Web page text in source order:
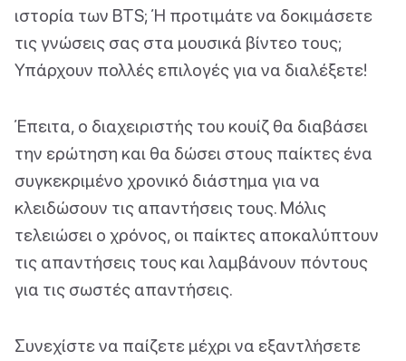
ιστορία των BTS; Ή προτιμάτε να δοκιμάσετε
τις γνώσεις σας στα μουσικά βίντεο τους;
Υπάρχουν πολλές επιλογές για να διαλέξετε!
Έπειτα, ο διαχειριστής του κουίζ θα διαβάσει
την ερώτηση και θα δώσει στους παίκτες ένα
συγκεκριμένο χρονικό διάστημα για να
κλειδώσουν τις απαντήσεις τους. Μόλις
τελειώσει ο χρόνος, οι παίκτες αποκαλύπτουν
τις απαντήσεις τους και λαμβάνουν πόντους
για τις σωστές απαντήσεις.
Συνεχίστε να παίζετε μέχρι να εξαντλήσετε